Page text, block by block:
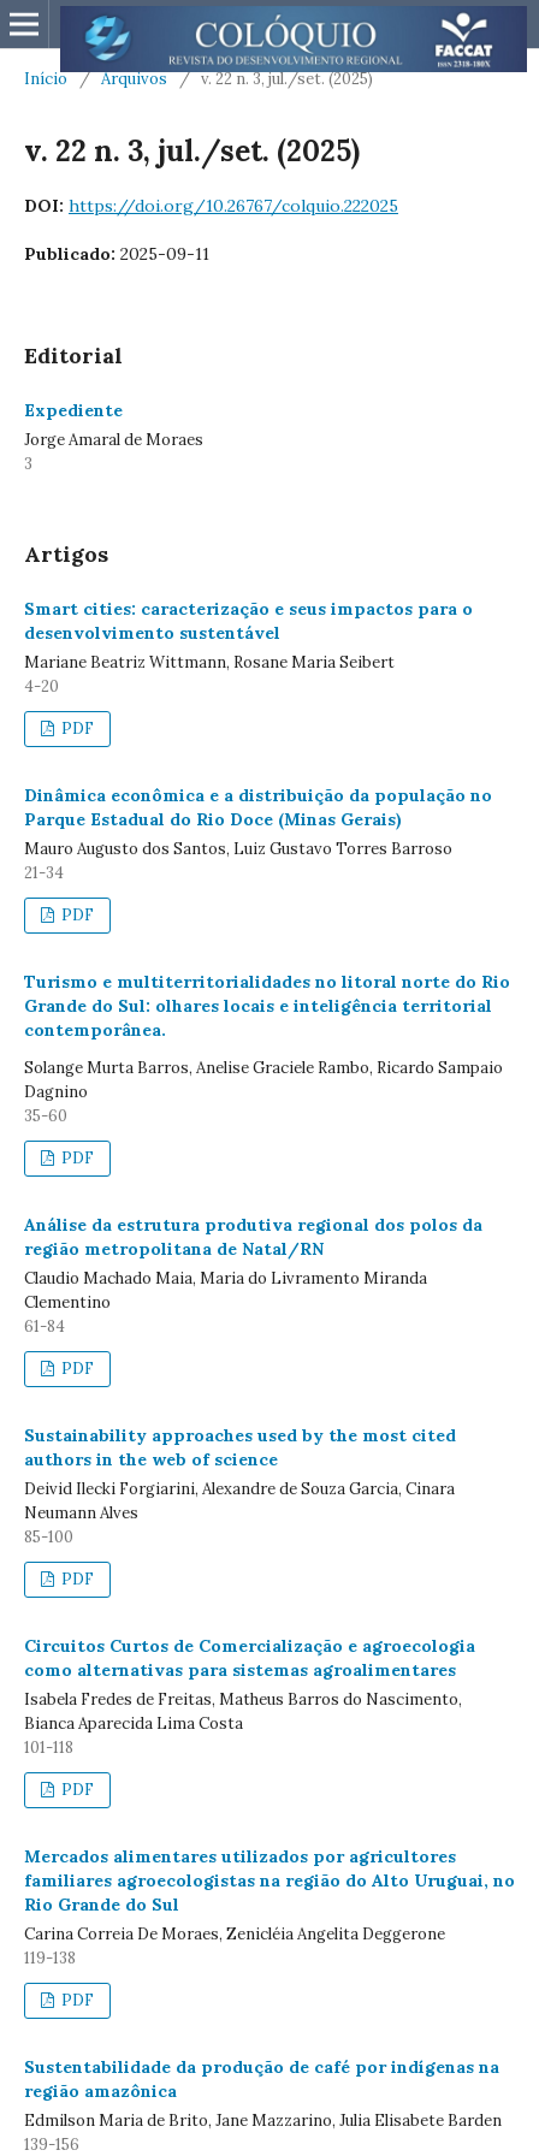
Início / Arquivos / v. 22 n. 3, jul./set. (2025)
v. 22 n. 3, jul./set. (2025)
DOI: https://doi.org/10.26767/colquio.222025
Publicado: 2025-09-11
Editorial
Expediente
Jorge Amaral de Moraes
3
Artigos
Smart cities: caracterização e seus impactos para o
desenvolvimento sustentável
Mariane Beatriz Wittmann, Rosane Maria Seibert
4-20
PDF
Dinâmica econômica e a distribuição da população no
Parque Estadual do Rio Doce (Minas Gerais)
Mauro Augusto dos Santos, Luiz Gustavo Torres Barroso
21-34
PDF
Turismo e multiterritorialidades no litoral norte do Rio
Grande do Sul: olhares locais e inteligência territorial
contemporânea.
Solange Murta Barros, Anelise Graciele Rambo, Ricardo Sampaio
Dagnino
35-60
PDF
Análise da estrutura produtiva regional dos polos da
região metropolitana de Natal/RN
Claudio Machado Maia, Maria do Livramento Miranda
Clementino
61-84
PDF
Sustainability approaches used by the most cited
authors in the web of science
Deivid Ilecki Forgiarini, Alexandre de Souza Garcia, Cinara
Neumann Alves
85-100
PDF
Circuitos Curtos de Comercialização e agroecologia
como alternativas para sistemas agroalimentares
Isabela Fredes de Freitas, Matheus Barros do Nascimento,
Bianca Aparecida Lima Costa
101-118
PDF
Mercados alimentares utilizados por agricultores
familiares agroecologistas na região do Alto Uruguai, no
Rio Grande do Sul
Carina Correia De Moraes, Zenicléia Angelita Deggerone
119-138
PDF
Sustentabilidade da produção de café por indígenas na
região amazônica
Edmilson Maria de Brito, Jane Mazzarino, Julia Elisabete Barden
139-156